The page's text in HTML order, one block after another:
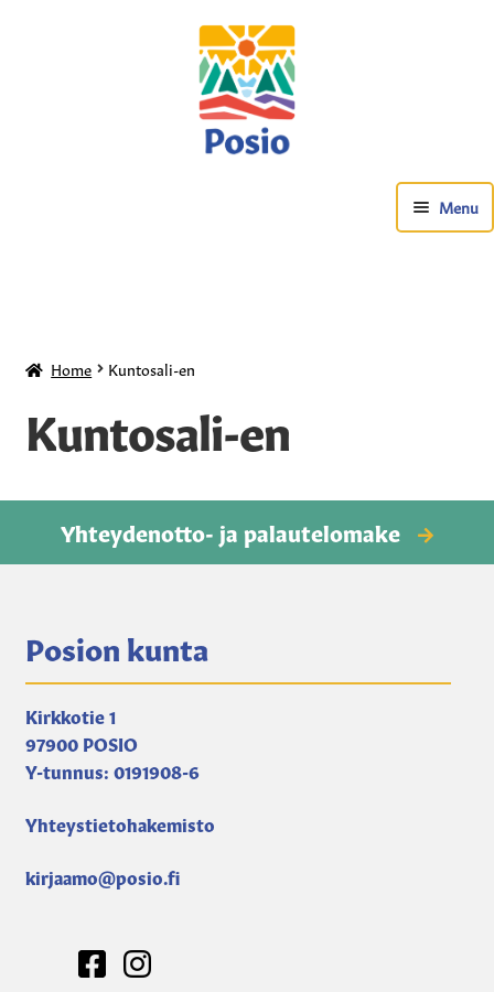
Menu
Kuntosali-en
Kuntosali-en
Posio-tuotteet-en
Kirjat, kartat, muut-en
Kansalaisopisto-en
Home Kuntosali-en
Kuntosali-en
Yhteydenotto- ja palautelomake
Posion kunta
Kirkkotie 1
97900 POSIO
Y-tunnus: 0191908-6
Yhteystietohakemisto
kirjaamo@posio.fi